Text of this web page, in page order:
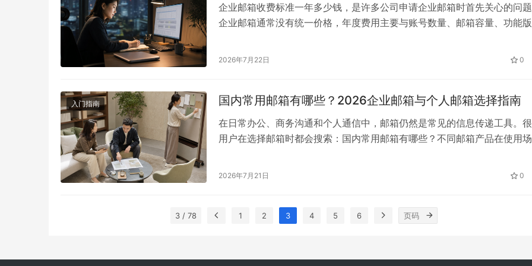
企业邮箱收费标准一年多少钱，是许多公司申请企业邮箱时首先关心的问题
企业邮箱通常没有统一价格，年度费用主要与账号数量、邮箱容量、功能版
算总成本，而不是只比较单个账号的价格。 一、企业邮箱收费标准一年多少
2026年7月22日 0
入门指南 国内常用邮箱有哪些？2026企业邮箱与个人邮箱选择指南
在日常办公、商务沟通和个人通信中，邮箱仍然是常见的信息传递工具。
用户在选择邮箱时都会搜索：国内常用邮箱有哪些？不同邮箱产品在使用场
型的邮箱。 本文将介绍国内常用邮箱类型、企业邮箱与个人邮箱区别，以及
2026年7月21日 0
3 / 78 1 2 3 4 5 6